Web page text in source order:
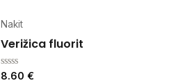
Nakit
Verižica fluorit
Ocenjeno
8.60 €